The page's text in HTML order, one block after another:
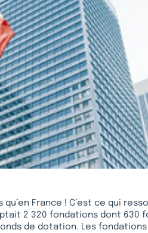
France ! C’est ce qui
2 320 fondations dont 630
de dotation. Les